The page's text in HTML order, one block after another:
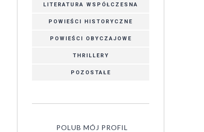
LITERATURA WSPÓŁCZESNA
POWIEŚCI HISTORYCZNE
POWIEŚCI OBYCZAJOWE
THRILLERY
POZOSTAŁE
POLUB MÓJ PROFIL